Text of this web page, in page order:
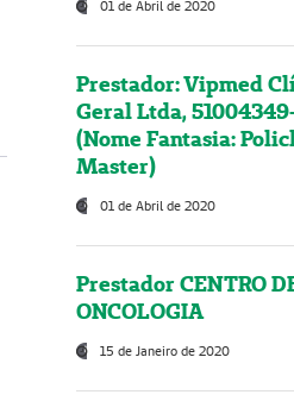
01 de Abril de 2020
Prestador: Vipmed
Geral Ltda,
(Nome Fantasia:
Master)
01 de Abril de 2020
Prestador CENTRO
ONCOLOGIA
15 de Janeiro de 2020